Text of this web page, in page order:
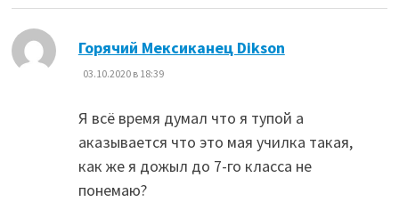
Горячий Мексиканец Dikson
03.10.2020 в 18:39
Я всё время думал что я тупой а
аказывается что это мая училка такая,
как же я дожыл до 7-го класса не
понемаю?